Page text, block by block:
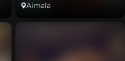
Aimala